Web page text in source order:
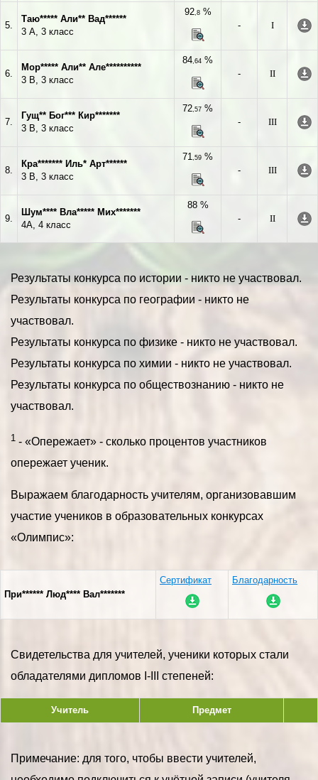
5.
Таю***** Али** Вад******
3 А, 3 класс
92,8%
-
I
6.
Мор***** Али** Але**********
3 В, 3 класс
84,64 %
-
II
7.
Гущ** Бог*** Кир*******
3 В, 3 класс
72,57 %
-
III
8.
Кра******* Иль* Арт******
3 В, 3 класс
71,59 %
-
III
9.
Шум**** Вла***** Мих*******
4А, 4 класс
88 %
-
II
Результаты конкурса по истории - никто не участвовал.
Результаты конкурса по географии - никто не
участвовал.
Результаты конкурса по физике - никто не участвовал.
Результаты конкурса по химии - никто не участвовал.
Результаты конкурса по обществознанию - никто не
участвовал.
1 - «Опережает» - сколько процентов участников
опережает ученик.
Выражаем благодарность учителям, организовавшим
участие учеников в образовательных конкурсах
«Олимпис»:
При****** Люд**** Вал*******
Сертификат Благодарность
Свидетельства для учителей, ученики которых стали
обладателями дипломов I-III степеней:
Учитель Предмет
Примечание: для того, чтобы ввести учителей,